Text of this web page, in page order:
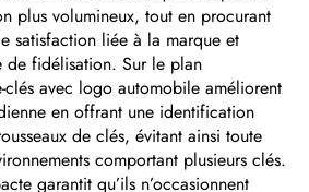
plus volumineux, tout en procurant
satisfaction liée à la marque et
de fidélisation. Sur le plan
avec logo automobile améliorent
en offrant une identification
de clés, évitant ainsi toute
comportant plusieurs clés.
garantit qu’ils n’occasionnent